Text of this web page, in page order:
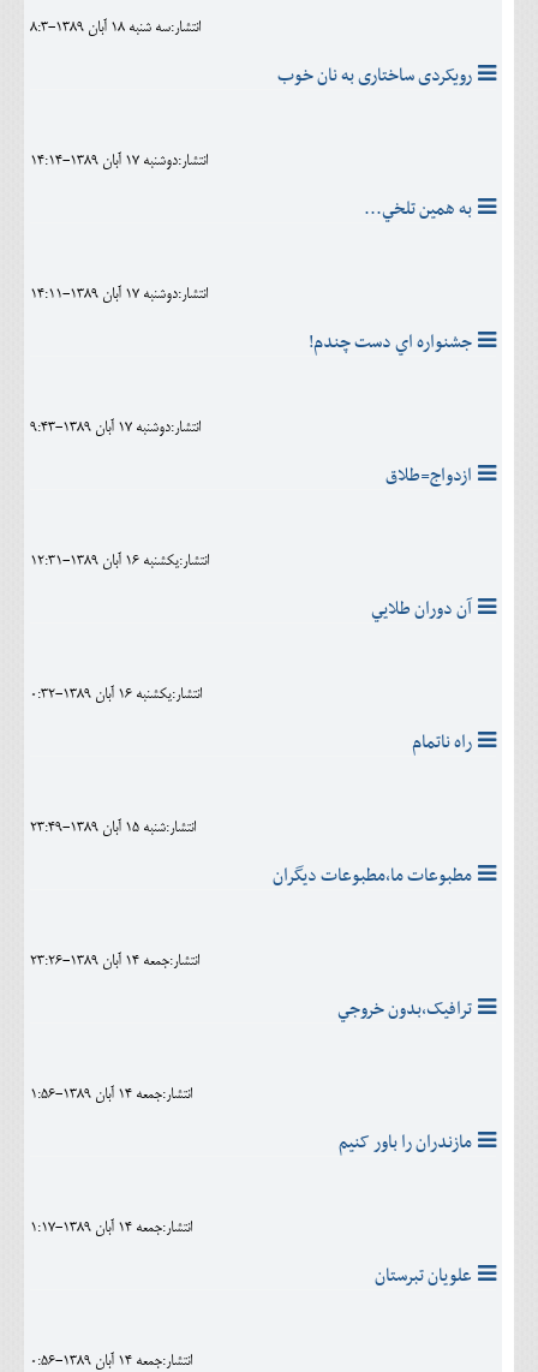
انتشار:سه شنبه 18 آبان 1389-8:3
رویکردی ساختاری به نان خوب
انتشار:دوشنبه 17 آبان 1389-14:14
به همين تلخي...
انتشار:دوشنبه 17 آبان 1389-14:11
جشنواره اي دست چندم!
انتشار:دوشنبه 17 آبان 1389-9:43
ازدواج=طلاق
انتشار:يکشنبه 16 آبان 1389-12:31
آن دوران طلايي
انتشار:يکشنبه 16 آبان 1389-0:32
راه ناتمام
انتشار:شنبه 15 آبان 1389-23:49
مطبوعات ما،مطبوعات ديگران
انتشار:جمعه 14 آبان 1389-23:26
ترافيک،بدون خروجي
انتشار:جمعه 14 آبان 1389-1:56
مازندران را باور کنيم
انتشار:جمعه 14 آبان 1389-1:17
علويان تبرستان
انتشار:جمعه 14 آبان 1389-0:56